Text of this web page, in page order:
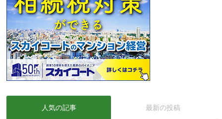
人気の記事 最新の投稿